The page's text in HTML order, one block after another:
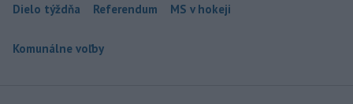
Dielo týždňa Referendum MS v hokeji
Komunálne voľby